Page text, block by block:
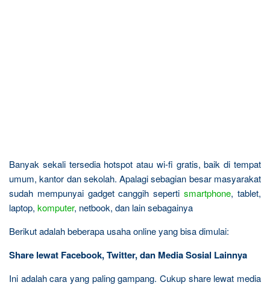
Banyak sekali tersedia hotspot atau wi-fi gratis, baik di tempat
umum, kantor dan sekolah. Apalagi sebagian besar masyarakat
sudah mempunyai gadget canggih sepertismartphone, tablet,
laptop, komputer, netbook, dan lain sebagainya
Berikut adalah beberapa usaha online yang bisa dimulai:
Share lewat Facebook, Twitter, dan Media Sosial Lainnya
Ini adalah cara yang paling gampang. Cukup share lewat media